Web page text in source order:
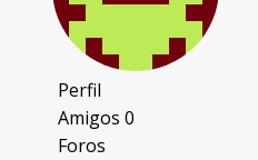
Perfil
Amigos 0
Foros